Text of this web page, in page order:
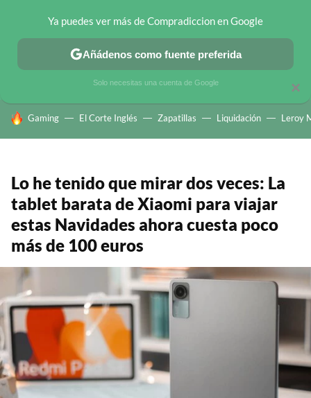
CHOLLOS TELEGRAM OFERTAS EN MÓVILES OFERTAS EN
HOY SE HABLA DE
Gaming El Corte Inglés Zapatillas Liquidación Leroy
Lo he tenido que mirar dos veces: La
tablet barata de Xiaomi para viajar
estas Navidades ahora cuesta poco
más de 100 euros
×
Ya puedes ver más de Compradiccion en Google
Añádenos como fuente preferida
Solo necesitas una cuenta de Google